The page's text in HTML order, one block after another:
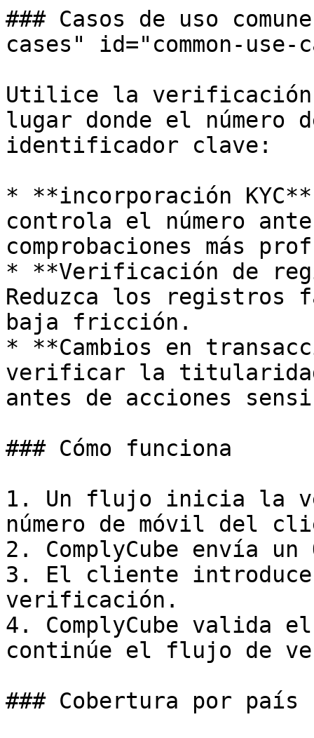
### Casos de uso
cases" id="common-use-
Utilice la verificación
lugar donde el número
identificador clave:
* **incorporación
controla el número
comprobaciones más
* **Verificación de
Reduzca los registros
baja fricción.
* **Cambios en
verificar la titularidad
antes de acciones
### Cómo funciona
1. Un flujo inicia la
número de móvil del
2. ComplyCube envía
3. El cliente introduce
verificación.
4. ComplyCube valida
continúe el flujo de
### Cobertura por país